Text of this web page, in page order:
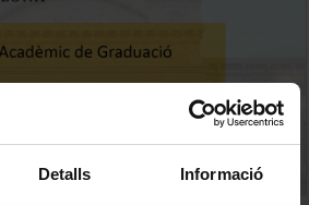
Detalls Informació